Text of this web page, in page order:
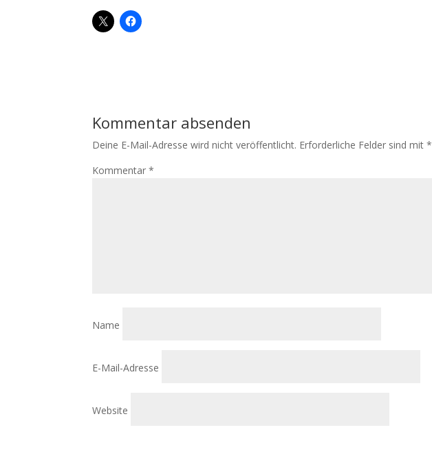
Kommentar absenden
Deine E-Mail-Adresse wird nicht veröffentlicht. Erforderliche Felder sind mit*
Kommentar*
Name
E-Mail-Adresse
Website